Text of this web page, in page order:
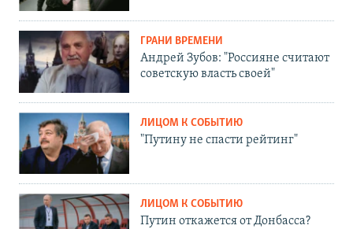
ГРАНИ ВРЕМЕНИ
Андрей Зубов: "Россияне считают
советскую власть своей"
ЛИЦОМ К СОБЫТИЮ
"Путину не спасти рейтинг"
ЛИЦОМ К СОБЫТИЮ
Путин откажется от Донбасса?